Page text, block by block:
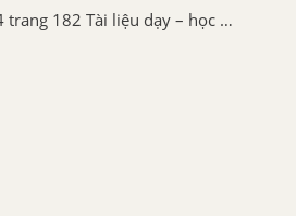
Bài 14 trang 182 Tài liệu dạy – học toán 6 tập 1